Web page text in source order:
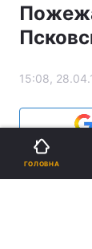
15:08,
ГОЛОВНА